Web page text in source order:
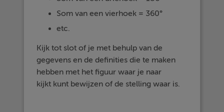
Som van een vierhoek = 360°
etc.
Kijk tot slot of je met behulp van de
gegevens en de definities die te maken
hebben met het figuur waar je naar
kijkt kunt bewijzen of de stelling waar is.